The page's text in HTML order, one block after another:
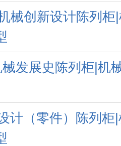
械创新设计陈列柜
发展史陈列柜|机
计（零件）陈列柜